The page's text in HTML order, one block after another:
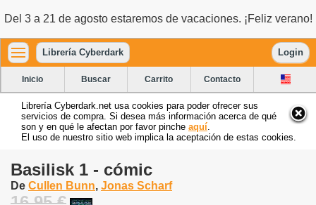
Del 3 a 21 de agosto estaremos de vacaciones. ¡Feliz verano!
Librería Cyberdark Login
Inicio Buscar Carrito Contacto
Librería Cyberdark.net usa cookies para poder ofrecer sus
servicios de compra. Si desea más información acerca de qué
son y en qué le afectan por favor pinche aquí
El uso de nuestro sitio web implica la aceptación de estas cookies.
Basilisk 1 - cómic
De Cullen Bunn, Jonas Scharf